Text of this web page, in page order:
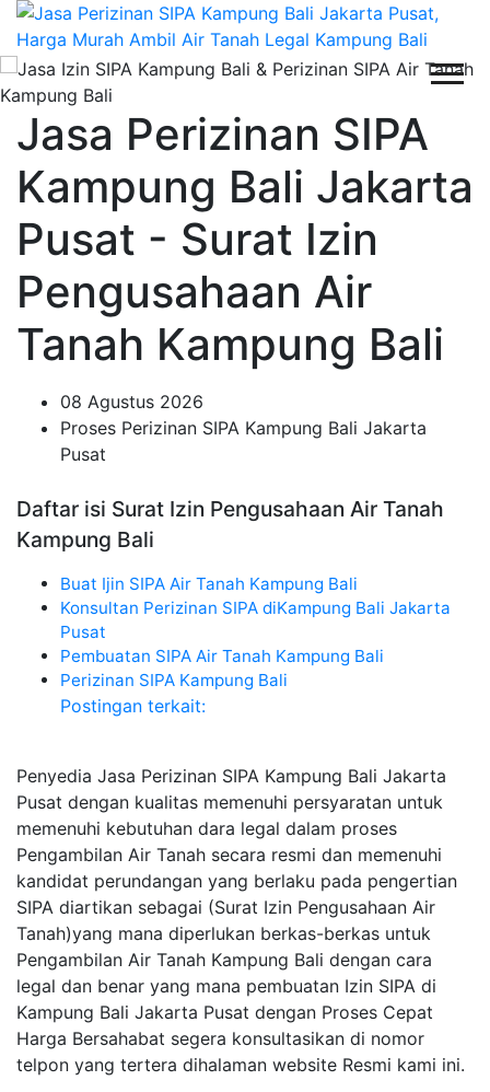
Jasa Perizinan SIPA
Kampung Bali Jakarta
Pusat - Surat Izin
Pengusahaan Air
Tanah Kampung Bali
08 Agustus 2026
Proses Perizinan SIPA Kampung Bali Jakarta
Pusat
Daftar isi Surat Izin Pengusahaan Air Tanah
Kampung Bali
Buat Ijin SIPA Air Tanah Kampung Bali
Konsultan Perizinan SIPA diKampung Bali Jakarta
Pusat
Pembuatan SIPA Air Tanah Kampung Bali
Perizinan SIPA Kampung Bali
Postingan terkait:
Penyedia Jasa Perizinan SIPA Kampung Bali Jakarta
Pusat dengan kualitas memenuhi persyaratan untuk
memenuhi kebutuhan dara legal dalam proses
Pengambilan Air Tanah secara resmi dan memenuhi
kandidat perundangan yang berlaku pada pengertian
SIPA diartikan sebagai (Surat Izin Pengusahaan Air
Tanah)yang mana diperlukan berkas-berkas untuk
Pengambilan Air Tanah Kampung Bali dengan cara
legal dan benar yang mana pembuatan Izin SIPA di
Kampung Bali Jakarta Pusat dengan Proses Cepat
Harga Bersahabat segera konsultasikan di nomor
telpon yang tertera dihalaman website Resmi kami ini.